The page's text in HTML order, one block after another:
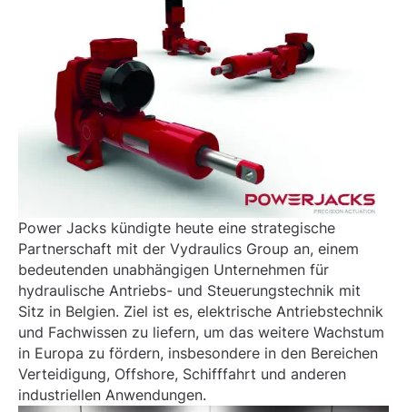
Power Jacks kündigte heute eine strategische
Partnerschaft mit der Vydraulics Group an, einem
bedeutenden unabhängigen Unternehmen für
hydraulische Antriebs- und Steuerungstechnik mit
Sitz in Belgien. Ziel ist es, elektrische Antriebstechnik
und Fachwissen zu liefern, um das weitere Wachstum
in Europa zu fördern, insbesondere in den Bereichen
Verteidigung, Offshore, Schifffahrt und anderen
industriellen Anwendungen.